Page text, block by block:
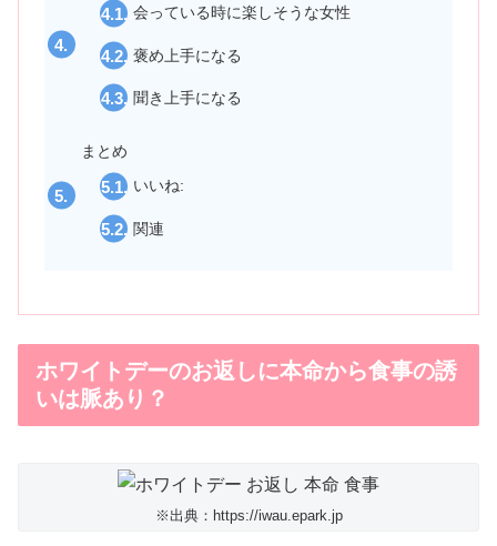
会っている時に楽しそうな女性
褒め上手になる
聞き上手になる
まとめ
いいね:
関連
ホワイトデーのお返しに本命から食事の誘
いは脈あり？
※出典：https://iwau.epark.jp